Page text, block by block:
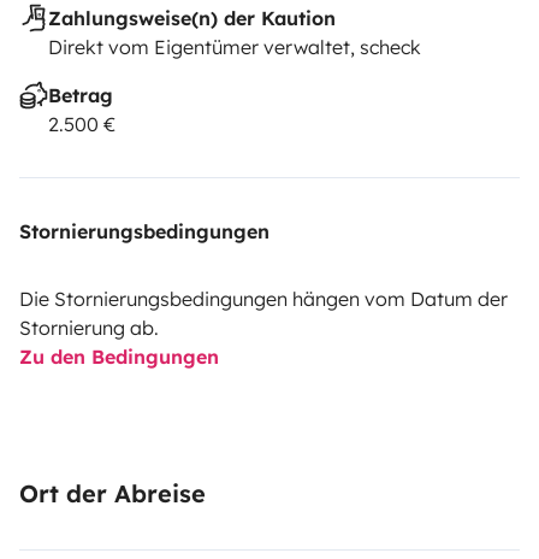
Zahlungsweise(n) der Kaution
Direkt vom Eigentümer verwaltet, scheck
Betrag
2.500 €
Stornierungsbedingungen
Die Stornierungsbedingungen hängen vom Datum der
Stornierung ab.
Zu den Bedingungen
Ort der Abreise